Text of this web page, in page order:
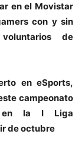
en el Movistar
con y sin
de
en eSports,
campeonato
en la I Liga
de octubre